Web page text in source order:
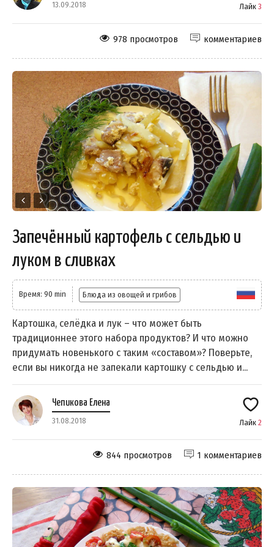
13.09.2018 Лайк 3
комментариев
978 просмотров
Запечённый картофель с сельдью и
луком в сливках
Время: 90 min Блюда из овощей и грибов
Картошка, селёдка и лук – что может быть
традиционнее этого набора продуктов? И что можно
придумать новенького с таким «составом»? Поверьте,
если вы никогда не запекали картошку с сельдью и...
Чепикова Елена
31.08.2018 Лайк 2
1 комментариев
844 просмотров